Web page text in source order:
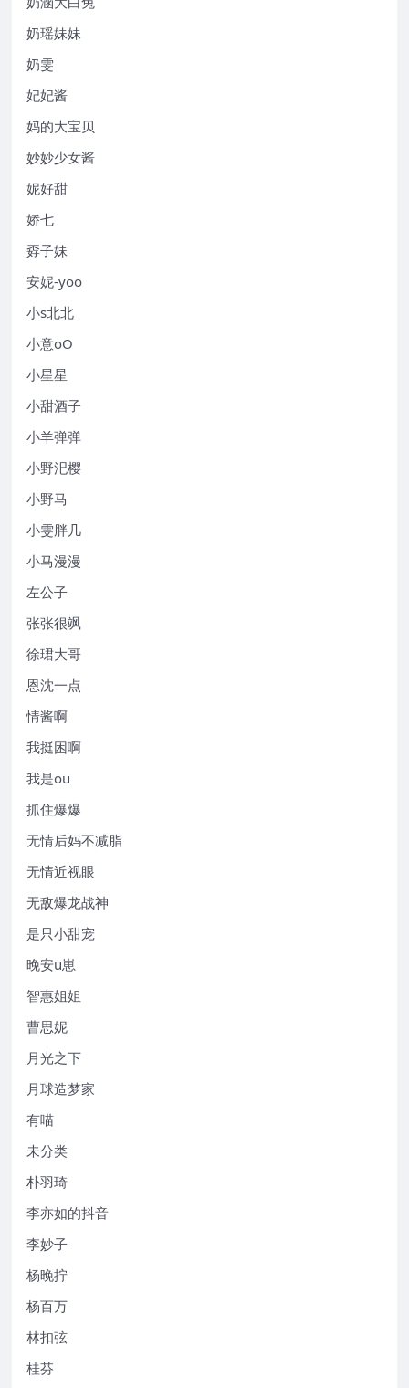
奶瑶妹妹
奶雯
妃妃酱
妈的大宝贝
妙妙少女酱
妮好甜
娇七
孬子妹
安妮-yoo
小s北北
小意oO
小星星
小甜酒子
小羊弹弹
小野汜樱
小野马
小雯胖几
小马漫漫
左公子
张张很飒
徐珺大哥
恩沈一点
情酱啊
我挺困啊
我是ou
抓住爆爆
无情后妈不减脂
无情近视眼
无敌爆龙战神
是只小甜宠
晚安u崽
智惠姐姐
曹思妮
月光之下
月球造梦家
有喵
未分类
朴羽琦
李亦如的抖音
李妙子
杨晚拧
杨百万
林扣弦
桂芬